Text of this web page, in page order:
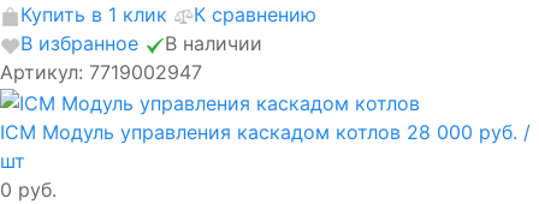
Купить в 1 клик
К сравнению
В избранное
В наличии
Артикул: 7719002947
ICM Модуль управления каскадом котлов 28 000 руб. /
шт
0 руб.